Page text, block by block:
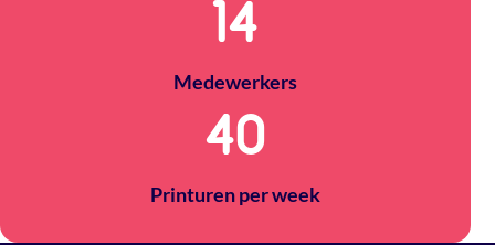
14
Medewerkers
40
Printuren per week